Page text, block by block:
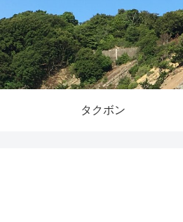
タクボン